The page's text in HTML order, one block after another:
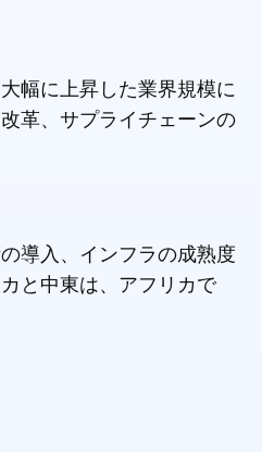
幅に上昇した業界規模に
革、サプライチェーンの
導入、インフラの成熟度
と中東は、アフリカで